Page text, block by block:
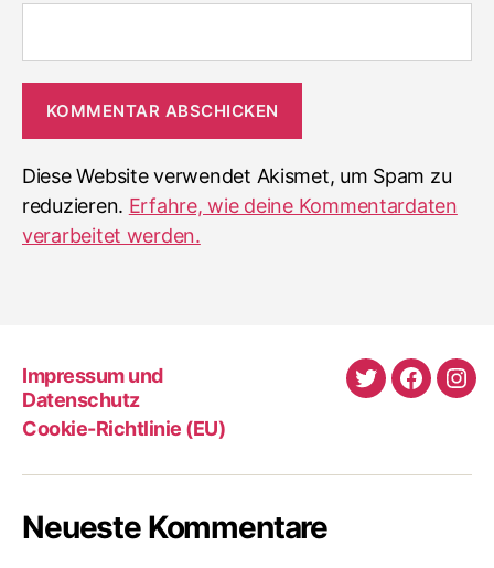
Diese Website verwendet Akismet, um Spam zu
reduzieren. Erfahre, wie deine Kommentardaten
verarbeitet werden.
Impressum und
Datenschutz
Cookie-Richtlinie (EU)
Twitter
Neueste Kommentare